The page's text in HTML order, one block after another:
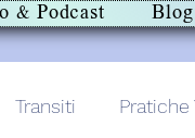
& Podcast
Transiti Pratiche